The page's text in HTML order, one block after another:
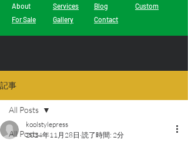
About
For Sale
Services
Gallery
Blog
Contact
Custom
記事
All Posts
All Posts
koolstylepress
2024年11月28日 読了時間: 2分